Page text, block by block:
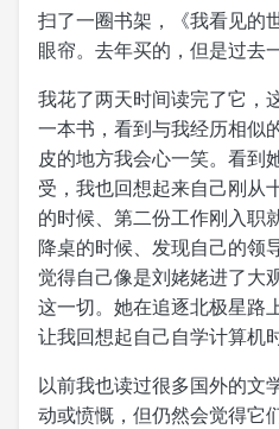
扫了一圈书架，《我看见
眼帘。去年买的，但是过去
我花了两天时间读完了它，
一本书，看到与我经历相似
皮的地方我会心一笑。看到
受，我也回想起来自己刚从
的时候、第二份工作刚入职
降桌的时候、发现自己的领
觉得自己像是刘姥姥进了大
这一切。她在追逐北极星路
让我回想起自己自学计算机
以前我也读过很多国外的文
动或愤慨，但仍然会觉得它